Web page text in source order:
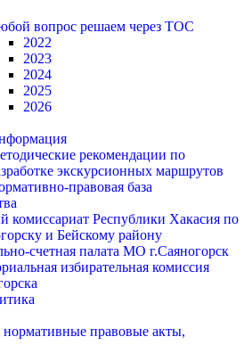
вопрос решаем через ТОС
2022
2023
2024
2025
2026
рекомендации по
экскурсионных маршрутов
правовая база
комиссариат Республики Хакасия по
и Бейскому району
счетная палата МО г.Саяногорск
избирательная комиссия
нормативные правовые акты,